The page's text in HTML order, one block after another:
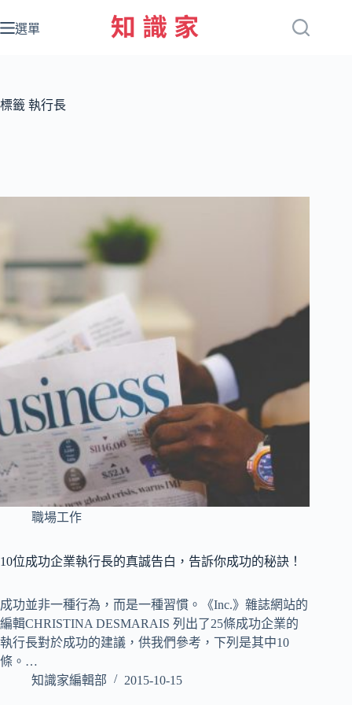
至
容
選單
標籤 執行長
職場工作
10位成功企業執行長的真誠告白，告訴你成功的秘訣！
成功並非一種行為，而是一種習慣。《Inc.》雜誌網站的
編輯CHRISTINA DESMARAIS 列出了25條成功企業的
執行長對於成功的建議，供我們參考，下列是其中10
條。…
知識家編輯部
2015-10-15